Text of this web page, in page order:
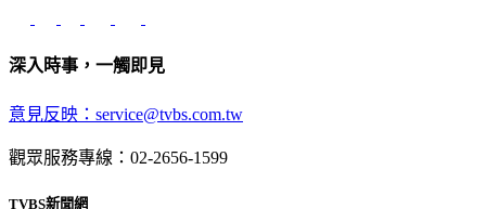
深入時事，一觸即見
意見反映：service@tvbs.com.tw
觀眾服務專線：02-2656-1599
TVBS新聞網